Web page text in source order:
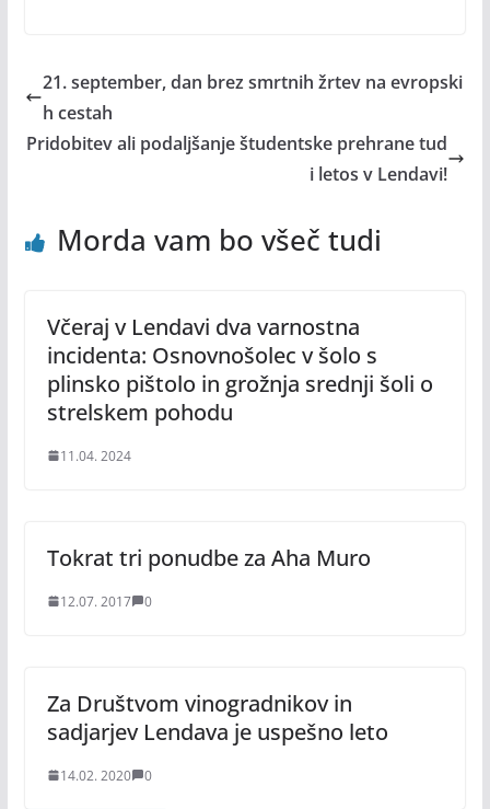
21. september, dan brez smrtnih žrtev na evropski
h cestah
Pridobitev ali podaljšanje študentske prehrane tud
i letos v Lendavi!
Morda vam bo všeč tudi
Včeraj v Lendavi dva varnostna
incidenta: Osnovnošolec v šolo s
plinsko pištolo in grožnja srednji šoli o
strelskem pohodu
11.04. 2024
Tokrat tri ponudbe za Aha Muro
12.07. 2017 0
Za Društvom vinogradnikov in
sadjarjev Lendava je uspešno leto
14.02. 2020 0